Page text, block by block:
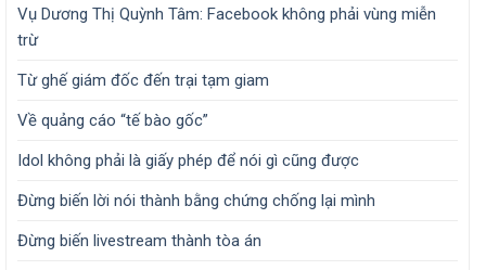
Vụ Dương Thị Quỳnh Tâm: Facebook không phải vùng miễn
trừ
Từ ghế giám đốc đến trại tạm giam
Về quảng cáo “tế bào gốc”
Idol không phải là giấy phép để nói gì cũng được
Đừng biến lời nói thành bằng chứng chống lại mình
Đừng biến livestream thành tòa án